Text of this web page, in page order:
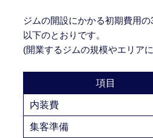
ジムの開設にかかる初期費用
以下のとおりです。
(開業するジムの規模やエリア
項目
内装費
集客準備